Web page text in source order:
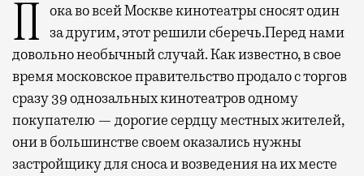
Пока во всей Москве кинотеатры сносят один за другим, этот решили сберечь.Перед нами
довольно необычный случай. Как известно, в свое
время московское правительство продало с торгов
сразу 39 однозальных кинотеатров одному
покупателю — дорогие сердцу местных жителей,
они в большинстве своем оказались нужны
застройщику для сноса и возведения на их месте